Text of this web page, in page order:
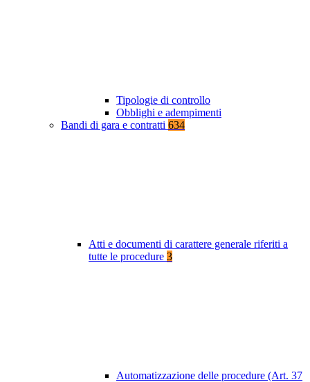
Tipologie di controllo
Obblighi e adempimenti
Bandi di gara e contratti 634
Atti e documenti di carattere generale riferiti a
tutte le procedure 3
Automatizzazione delle procedure (Art. 37